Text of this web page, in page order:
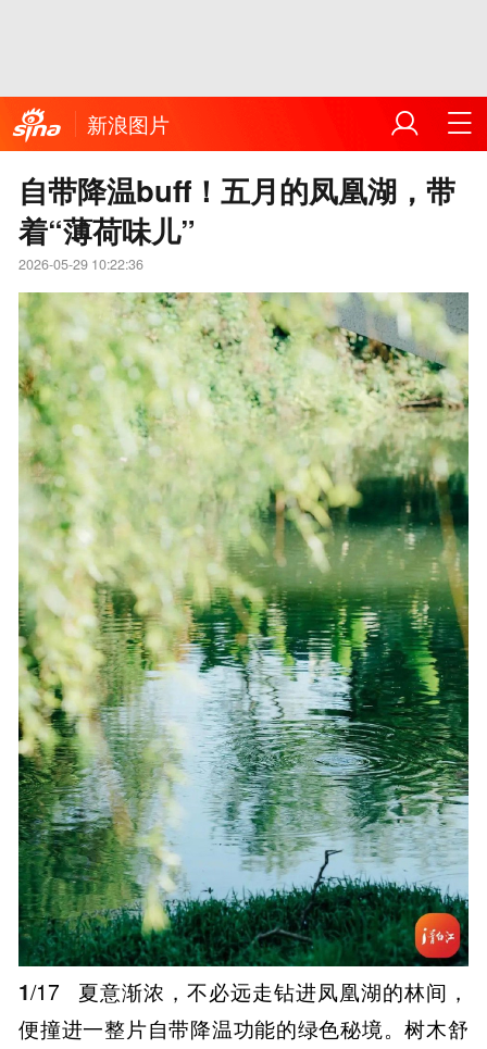
新浪图片
自带降温buff！五月的凤凰湖，带
着“薄荷味儿”
2026-05-29 10:22:36
1/17
夏意渐浓，不必远走钻进凤凰湖的林间，
便撞进一整片自带降温功能的绿色秘境。树木舒